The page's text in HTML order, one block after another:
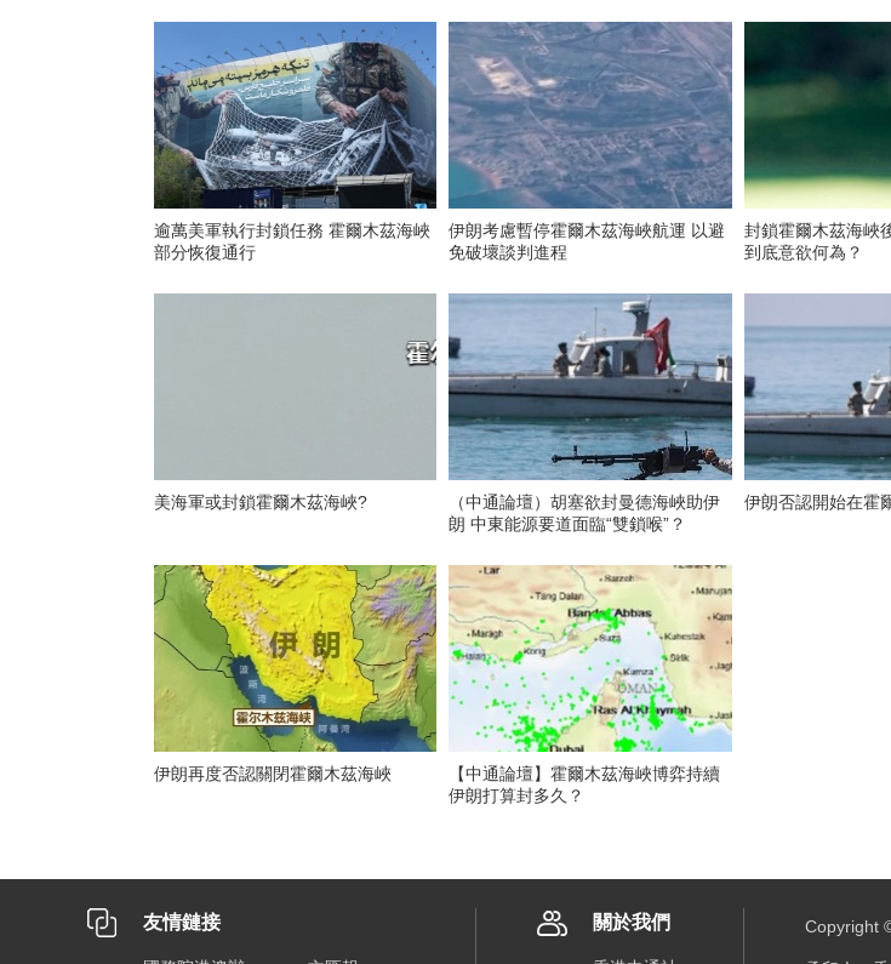
逾萬美軍執行封鎖任務 霍爾木茲海峽
部分恢復通行
伊朗考慮暫停霍爾木茲海峽航運 以避
免破壞談判進程
封鎖霍爾木茲海峽
到底意欲何為？
美海軍或封鎖霍爾木茲海峽?
（中通論壇）胡塞欲封曼德海峽助伊
朗 中東能源要道面臨“雙鎖喉”？
伊朗否認開始在霍
伊朗再度否認關閉霍爾木茲海峽
【中通論壇】霍爾木茲海峽博弈持續
伊朗打算封多久？
友情鏈接 關於我們 Copyright